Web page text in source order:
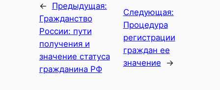
←
Предыдущая:
Гражданство
России: пути
получения и
значение статуса
гражданина РФ
Следующая:
Процедура
регистрации
граждан ее
значение
→